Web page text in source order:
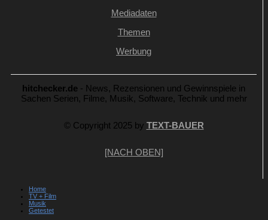
Mediadaten
Themen
Werbung
hitchecker.de - News, Rezensionen und Gewinnspiele in
Sachen Serien, Filme, Musik, Software, Technik und mehr
© Copyright 2025 by TEXT-BAUER
[NACH OBEN]
Home
TV + Film
Musik
Getestet